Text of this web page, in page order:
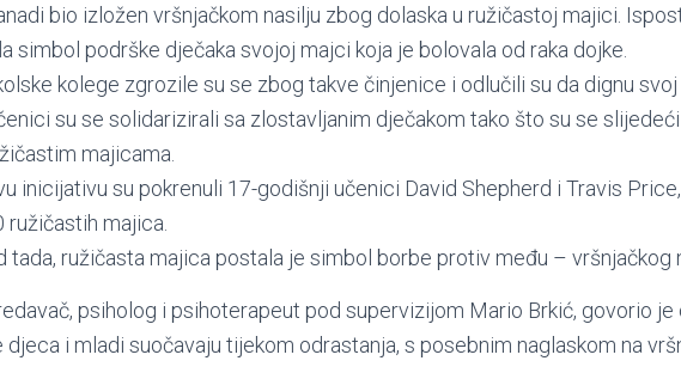
bio izložen vršnjačkom nasilju zbog dolaska u ružičastoj majici.
simbol podrške dječaka svojoj majci koja je bolovala od raka dojke.
kolege zgrozile su se zbog takve činjenice i odlučili su da dignu svoj
su se solidarizirali sa zlostavljanim dječakom tako što su se
majicama.
inicijativu su pokrenuli 17-godišnji učenici David Shepherd i Travis
ružičastih majica.
tada, ružičasta majica postala je simbol borbe protiv među – vršnjačkog
psiholog i psihoterapeut pod supervizijom Mario Brkić, govorio je
djeca i mladi suočavaju tijekom odrastanja, s posebnim naglaskom na